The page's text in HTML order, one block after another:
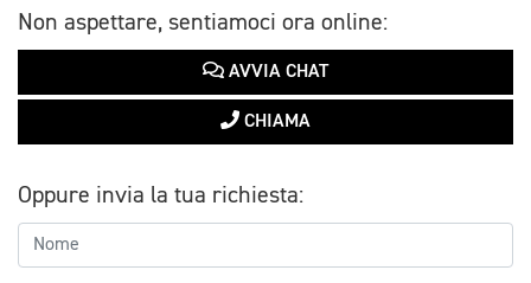
Non aspettare, sentiamoci ora online:
AVVIA CHAT
CHIAMA
Oppure invia la tua richiesta: